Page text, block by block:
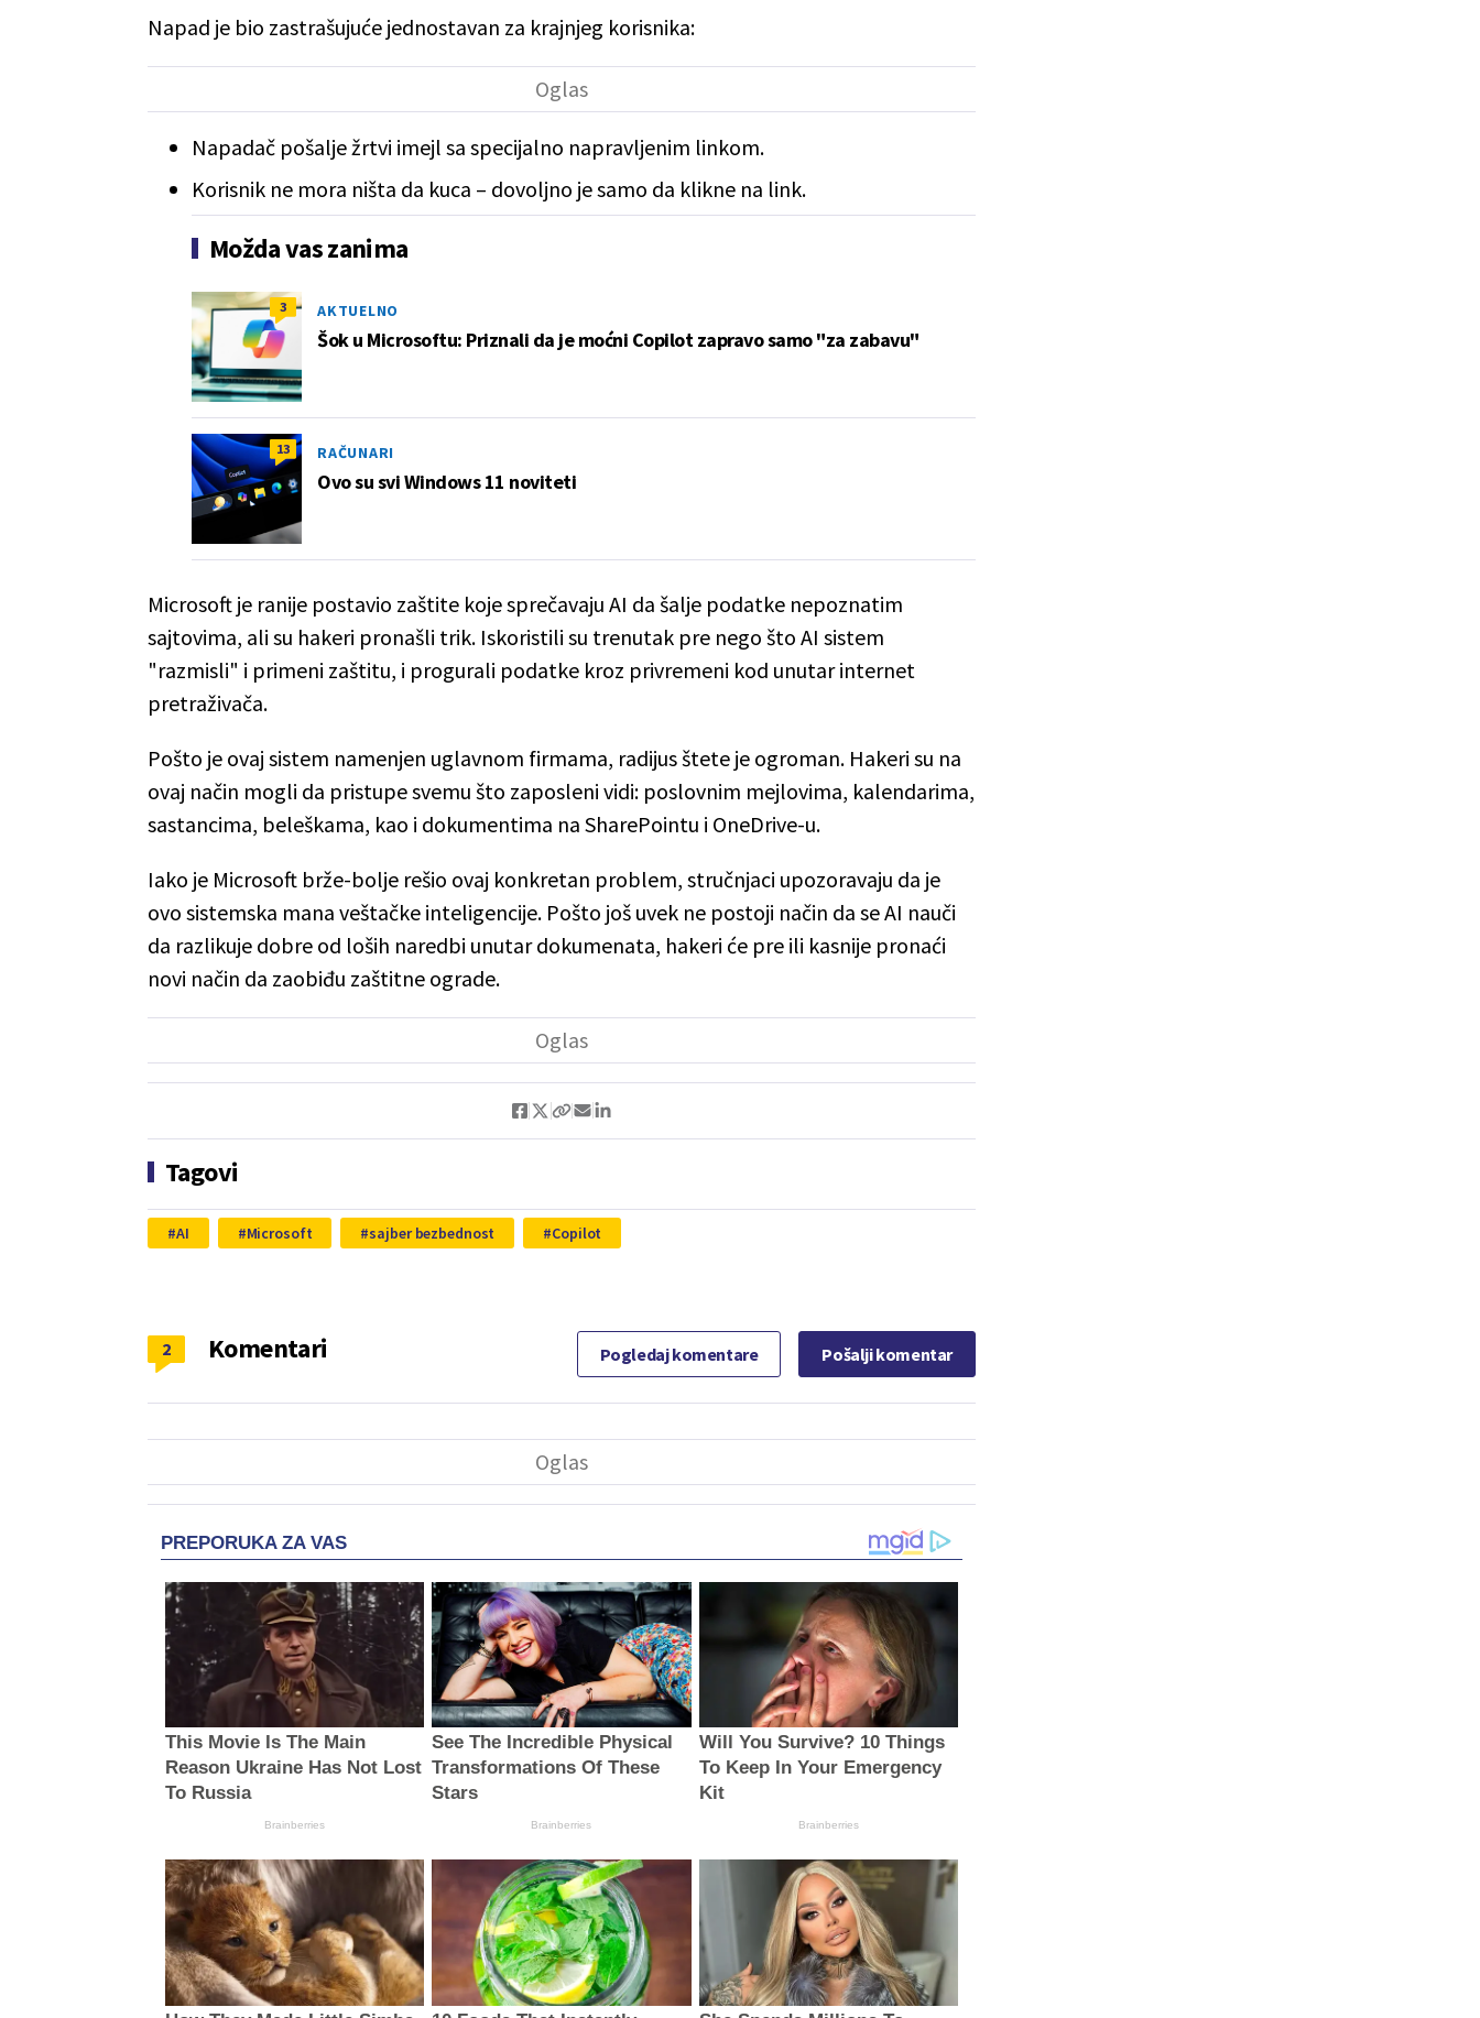
Napad je bio zastrašujuće jednostavan za krajnjeg korisnika:
Napadač pošalje žrtvi imejl sa specijalno napravljenim linkom.
Korisnik ne mora ništa da kuca – dovoljno je samo da klikne na link.
Možda vas zanima
3 AKTUELNO
Šok u Microsoftu: Priznali da je moćni Copilot zapravo samo "za zabavu"
13 RAČUNARI
Ovo su svi Windows 11 noviteti
Microsoft je ranije postavio zaštite koje sprečavaju AI da šalje podatke nepoznatim
sajtovima, ali su hakeri pronašli trik. Iskoristili su trenutak pre nego što AI sistem
"razmisli" i primeni zaštitu, i progurali podatke kroz privremeni kod unutar internet
pretraživača.
Pošto je ovaj sistem namenjen uglavnom firmama, radijus štete je ogroman. Hakeri su na
ovaj način mogli da pristupe svemu što zaposleni vidi: poslovnim mejlovima, kalendarima,
sastancima, beleškama, kao i dokumentima na SharePointu i OneDrive-u.
Iako je Microsoft brže-bolje rešio ovaj konkretan problem, stručnjaci upozoravaju da je
ovo sistemska mana veštačke inteligencije. Pošto još uvek ne postoji način da se AI nauči
da razlikuje dobre od loših naredbi unutar dokumenata, hakeri će pre ili kasnije pronaći
novi način da zaobiđu zaštitne ograde.
Tagovi
AI Microsoft sajber bezbednost Copilot
Komentari
2 Pogledaj komentare Pošalji komentar
PREPORUKA ZA VAS
This Movie Is The Main
Reason Ukraine Has Not Lost
To Russia
Brainberries
See The Incredible Physical
Transformations Of These
Stars
Brainberries
Will You Survive? 10 Things
To Keep In Your Emergency
Kit
Brainberries